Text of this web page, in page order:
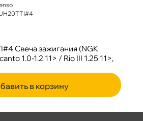
Свеча зажигания (NGK
1.0-1.2 11> / Rio III 1.25 11>,
в корзину